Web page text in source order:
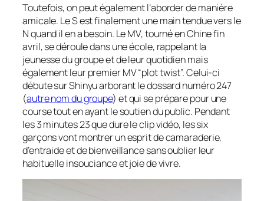
Toutefois, on peut également l’aborder de manière
amicale. Le S est finalement une main tendue vers le
N quand il en a besoin. Le MV, tourné en Chine fin
avril, se déroule dans une école, rappelant la
jeunesse du groupe et de leur quotidien mais
également leur premier MV “plot twist”. Celui-ci
débute sur Shinyu arborant le dossard numéro 247
(autre nom du groupe) et qui se prépare pour une
course tout en ayant le soutien du public. Pendant
les 3 minutes 23 que dure le clip vidéo, les six
garçons vont montrer un esprit de camaraderie,
d’entraide et de bienveillance sans oublier leur
habituelle insouciance et joie de vivre.